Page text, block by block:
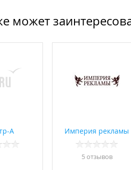
может
А Империя рекламы
5 отзывов